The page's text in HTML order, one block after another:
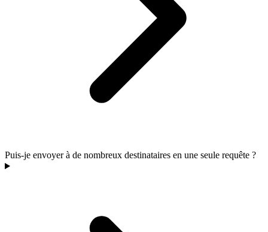
Puis-je envoyer à de nombreux destinataires en une seule requête ?